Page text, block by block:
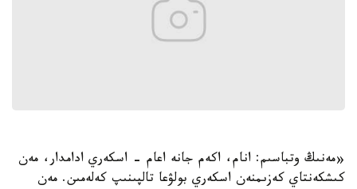
«مەنىڭ وتباسىم: انام، اكەم جانە اعام - اسكەري ادامدار، مەن
كىشكەنتاي كەزىمنەن اسكەري بولۋعا تالپىنىپ كەلەمىن. مەن